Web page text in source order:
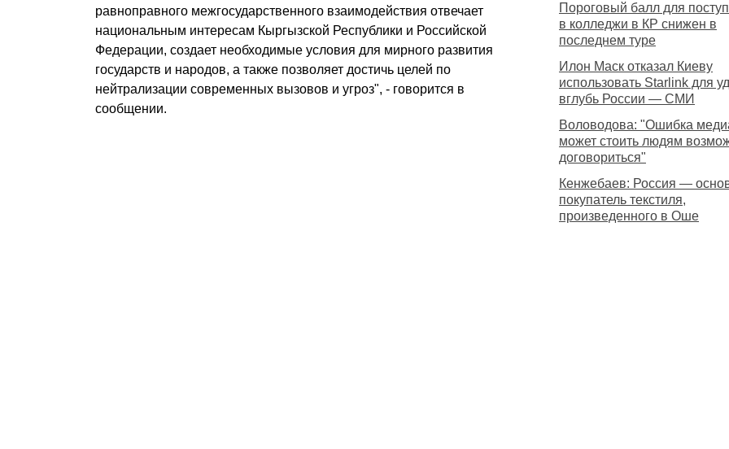
равноправного межгосударственного взаимодействия отвечает
национальным интересам Кыргызской Республики и Российской
Федерации, создает необходимые условия для мирного развития
государств и народов, а также позволяет достичь целей по
нейтрализации современных вызовов и угроз", - говорится в
сообщении.
Пороговый балл для
в колледжи в КР снижен в
последнем туре
Илон Маск отказал Киеву
использовать Starlink для
вглубь России — СМИ
Воловодова: "Ошибка
может стоить людям
договориться"
Кенжебаев: Россия —
покупатель текстиля,
произведенного в Оше